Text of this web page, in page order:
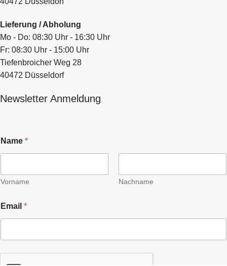
Lieferung / Abholung
Mo - Do: 08:30 Uhr - 16:30 Uhr
Fr: 08:30 Uhr - 15:00 Uhr
Tiefenbroicher Weg 28
40472 Düsseldorf
Newsletter Anmeldung
Name *
Vorname Nachname
Email *